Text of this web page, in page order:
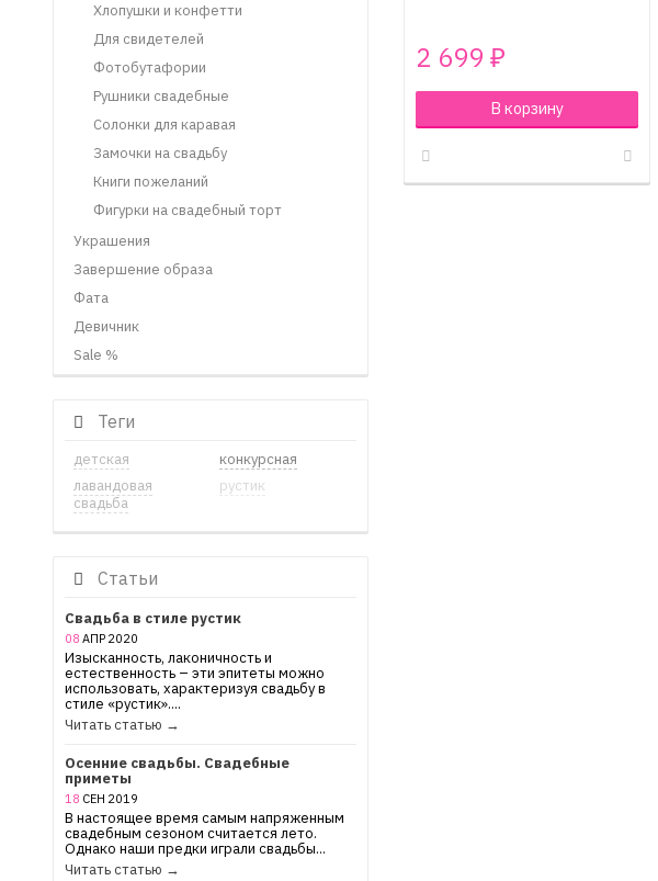
Хлопушки и конфетти
Для свидетелей
Фотобутафории
Рушники свадебные
Солонки для каравая
Замочки на свадьбу
Книги пожеланий
Фигурки на свадебный торт
Украшения
Завершение образа
Фата
Девичник
Sale %
Теги
детская
конкурсная
лавандовая
свадьба
рустик
Статьи
Свадьба в стиле рустик
08 АПР 2020
Изысканность, лаконичность и
естественность – эти эпитеты можно
использовать, характеризуя свадьбу в
стиле «рустик»....
Читать статью →
Осенние свадьбы. Свадебные
приметы
18 СЕН 2019
В настоящее время самым напряженным
свадебным сезоном считается лето.
Однако наши предки играли свадьбы...
Читать статью →
2 699 ₽
В корзину